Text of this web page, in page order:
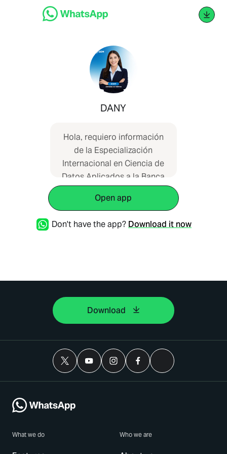
DANY
Hola, requiero información
de la Especialización
Internacional en Ciencia de
Datos Aplicados a la Banca
Open app
Don't have the app? Download it now
Download
What we do Who we are